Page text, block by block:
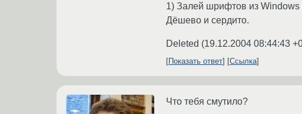
1) Залей шрифтов из Windows
Дёшево и сердито.
Deleted (19.12.2004 08:44:43
Показать ответ Ссылка
Что тебя смутило?